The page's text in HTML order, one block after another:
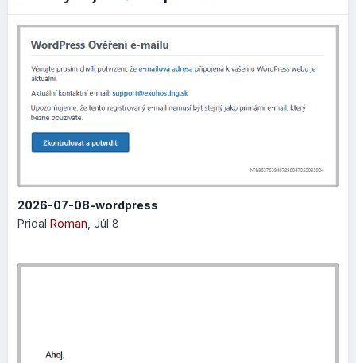
rýchlejší prístup k vlastným farbám, takže teraz si
môžete farby vybrať a použiť hneď bez toho, aby st
museli prechádzať celou paletou
2026-07-08-wordpress
Pridal Roman Júl 8